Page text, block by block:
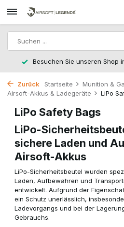
Rücksendungen
Zurück Startseite
Munition &
Airsoft-Akkus & Ladegeräte
LiPo
LiPo Safety Bags
LiPo-
sichere Laden und
Airsoft-Akkus
LiPo-Sicherheitsbeutel wurden
Laden, Aufbewahren und
entwickelt. Aufgrund der
ein Schutz unerlässlich,
Ladevorgangs und bei der
Gebrauchs.